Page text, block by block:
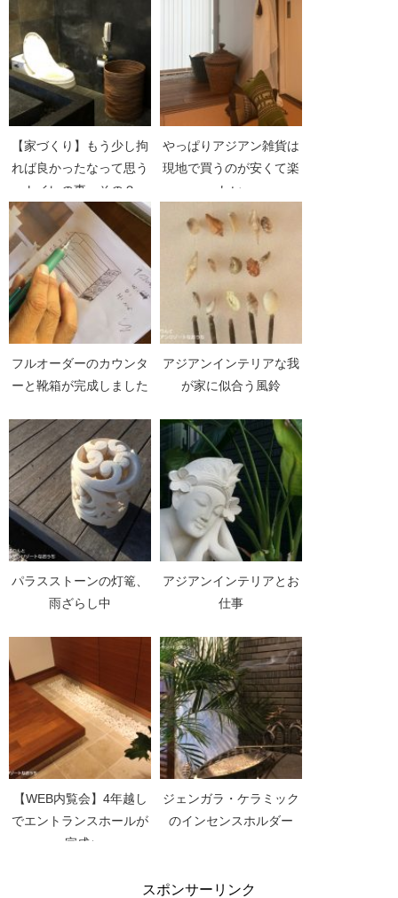
【家づくり】もう少し拘
れば良かったなって思う
トイレの事 その２
やっぱりアジアン雑貨は
現地で買うのが安くて楽
しい
フルオーダーのカウンタ
ーと靴箱が完成しました
アジアンインテリアな我
が家に似合う風鈴
パラスストーンの灯篭、
雨ざらし中
アジアンインテリアとお
仕事
【WEB内覧会】4年越し
でエントランスホールが
完成♪
ジェンガラ・ケラミック
のインセンスホルダー
スポンサーリンク